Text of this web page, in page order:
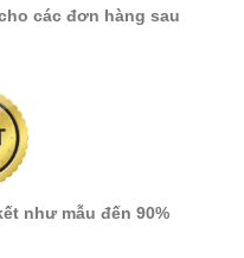
các đơn hàng sau
như mẫu đến 90%